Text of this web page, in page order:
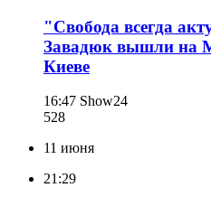
"Свобода всегда
Завадюк вышли на
Киеве
16:47 Show24
528
11 июня
21:29